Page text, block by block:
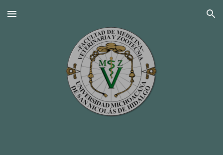
Skip to main content Skip to navigation